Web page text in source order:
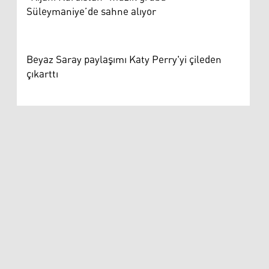
Süleymaniye’de sahne alıyor
Beyaz Saray paylaşımı Katy Perry'yi çileden
çıkarttı